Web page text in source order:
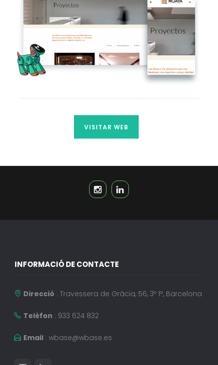
VISITAR WEB
INFORMACIÓ DE CONTACTE
Direcció : Travessera de Gràcia, 56, 3º 1ª, Barcelona
Telèfon : 933 624 832
Email: wbase@wbase.es